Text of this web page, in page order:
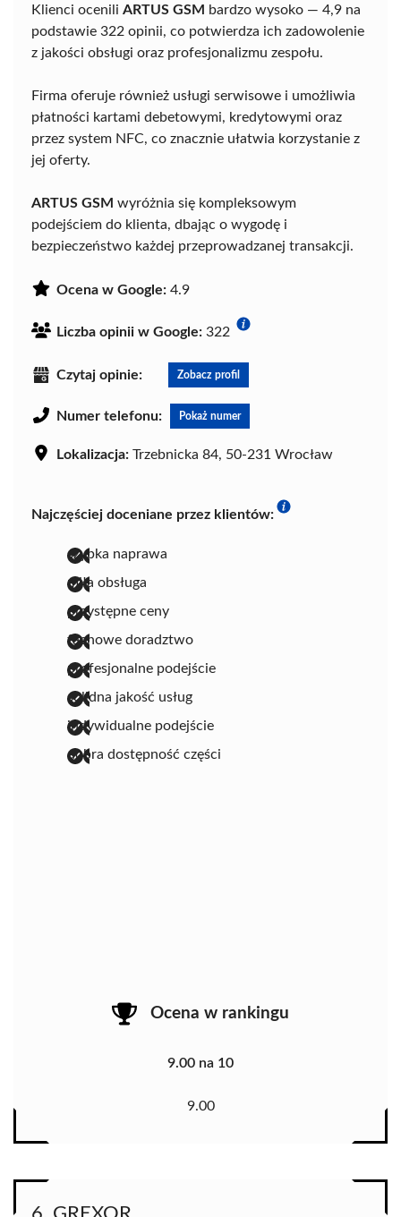
Klienci ocenili ARTUS GSM bardzo wysoko — 4,9 na
podstawie 322 opinii, co potwierdza ich zadowolenie
z jakości obsługi oraz profesjonalizmu zespołu.
Firma oferuje również usługi serwisowe i umożliwia
płatności kartami debetowymi, kredytowymi oraz
przez system NFC, co znacznie ułatwia korzystanie z
jej oferty.
ARTUS GSM wyróżnia się kompleksowym
podejściem do klienta, dbając o wygodę i
bezpieczeństwo każdej przeprowadzanej transakcji.
Ocena w Google: 4.9
Liczba opinii w Google: 322
Czytaj opinie: Zobacz profil
Numer telefonu: Pokaż numer
Lokalizacja: Trzebnicka 84, 50-231 Wrocław
Najczęściej doceniane przez klientów:
szybka naprawa
miła obsługa
przystępne ceny
fachowe doradztwo
profesjonalne podejście
solidna jakość usług
indywidualne podejście
dobra dostępność części
Ocena w rankingu
9.00 na 10
9.00